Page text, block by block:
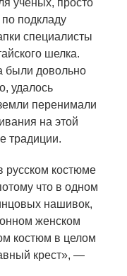
подкладу
специалисты
шелка.
были довольно
удалось
перенимали
на этой
традиции.
русском костюме
что в одном
нашивок,
женском
костюм в целом
крест», —